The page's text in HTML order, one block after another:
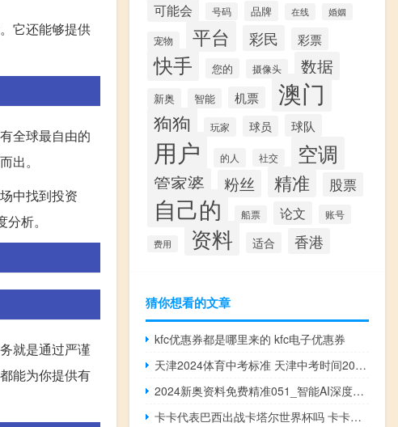
它还能够提供
全球最自由的
出。
中找到投资
析。
就是通过严谨
能为你提供有
可能会 号码 品牌 在线 婚姻
宠物 平台 彩民 彩票
快手 您的 摄像头 数据
新奥 智能 机票 澳门
狗狗 玩家 球员 球队
用户 的人 社交 空调
管家婆 粉丝 精准 股票
自己的 船票 论文 账号
费用 资料 适合 香港
猜你想看的文章
kfc优惠券都是哪里来的 kfc电子优惠券
天津2024体育中考标准 天津中考时间2024年时间表
2024新奥资料免费精准051_智能AI深度解析_爱采购版v47.08.637
卡卡代表巴西出战卡塔尔世界杯吗 卡卡批评巴西足球舆论氛围